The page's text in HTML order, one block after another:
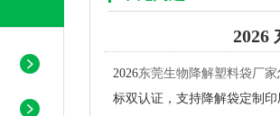
2026
2026东莞生物降解塑料袋厂家
标双认证，支持降解袋定制